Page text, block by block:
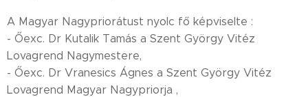
A Magyar Nagypriorátust nyolc fő képviselte :
- Őexc. Dr Kutalik Tamás a Szent György Vitéz
Lovagrend Nagymestere,
- Őexc. Dr Vranesics Ágnes a Szent György Vitéz
Lovagrend Magyar Nagypriorja ,